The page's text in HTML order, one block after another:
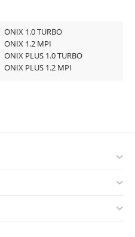
ONIX 1.0 TURBO
ONIX 1.2 MPI
ONIX PLUS 1.0 TURBO
ONIX PLUS 1.2 MPI